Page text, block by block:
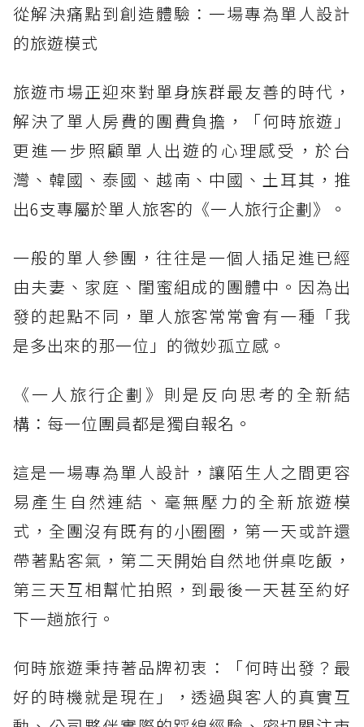
從解決痛點到創造體驗：一場專為單人設計
的旅遊模式
旅遊市場正迎來對單身族群最友善的時代，
解決了單人房費的團費負擔，「何時旅遊」
更進一步照顧單人出遊的心理感受，於台
灣、韓國、泰國、越南、中國、土耳其，推
出6支專屬於單人旅客的《一人旅行企劃》。
一般的單人參團，往往是一個人插足進已經
由夫妻、家庭、閨蜜組成的團體中。因為出
發的起點不同，單人旅客常常會有一種「我
是多出來的那一位」的微妙孤立感。
《一人旅行企劃》則是反向思考的全新結
構：每一位團員都是獨自報名。
這是一場專為單人設計，讓陌生人之間更容
易產生自然連結、毫無壓力的全新旅遊模
式，全團沒有既有的小圈圈，第一天或許還
帶著點客氣，第二天開始自然地併桌吃飯，
第三天互相幫忙拍照，到最後一天甚至約好
下一趟旅行。
何時旅遊秉持著品牌初衷：「何時出發？最
好的時機就是現在」，透過與客人的真實互